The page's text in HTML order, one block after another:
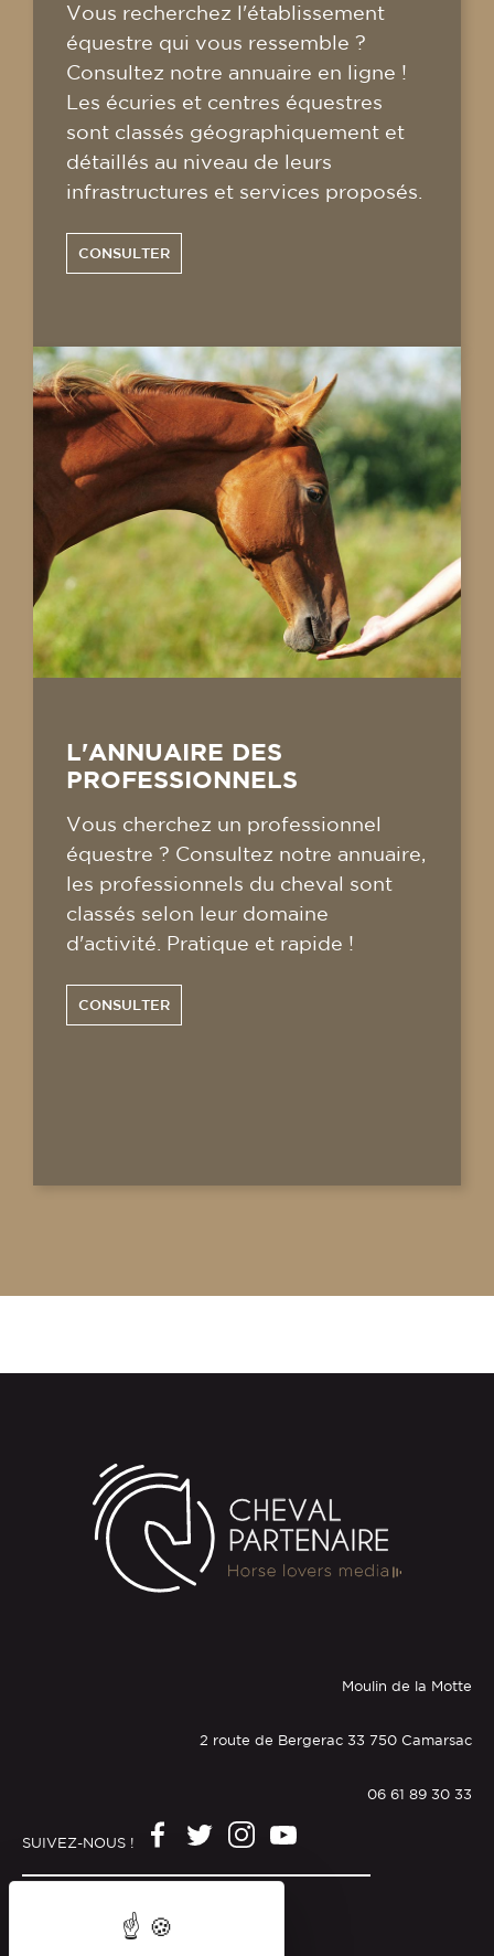
Vous recherchez l'établissement
équestre qui vous ressemble ?
Consultez notre annuaire en ligne !
Les écuries et centres équestres
sont classés géographiquement et
détaillés au niveau de leurs
infrastructures et services proposés.
CONSULTER
L'ANNUAIRE DES
PROFESSIONNELS
Vous cherchez un professionnel
équestre ? Consultez notre annuaire,
les professionnels du cheval sont
classés selon leur domaine
d'activité. Pratique et rapide !
CONSULTER
Moulin de la Motte
2 route de Bergerac 33 750 Camarsac
06 61 89 30 33
SUIVEZ-NOUS !
Politique de confidentialité